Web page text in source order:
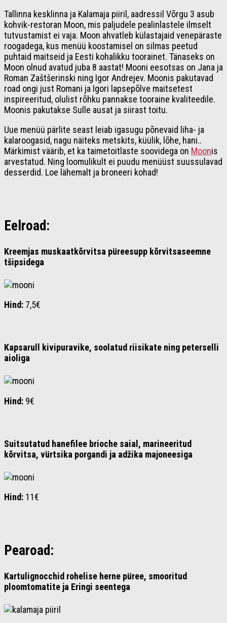
Tallinna kesklinna ja Kalamaja piiril, aadressil Võrgu 3 asub
kohvik-restoran Moon, mis paljudele pealinlastele ilmselt
tutvustamist ei vaja. Moon ahvatleb külastajaid venepäraste
roogadega, kus menüü koostamisel on silmas peetud
puhtaid maitseid ja Eesti kohalikku toorainet. Tänaseks on
Moon olnud avatud juba 8 aastat! Mooni eesotsas on Jana ja
Roman Zaštšerinski ning Igor Andrejev. Moonis pakutavad
road ongi just Romani ja Igori lapsepõlve maitsetest
inspireeritud, olulist rõhku pannakse tooraine kvaliteedile.
Moonis pakutakse Sulle ausat ja siirast toitu.
Uue menüü pärlite seast leiab igasugu põnevaid liha- ja
kalaroogasid, nagu näiteks metskits, küülik, lõhe, hani..
Märkimist väärib, et ka taimetoitlaste soovidega on Moonis
arvestatud. Ning loomulikult ei puudu menüüst suussulavad
desserdid. Loe lähemalt ja broneeri kohad!
Eelroad:
Kreemjas muskaatkõrvitsa püreesupp kõrvitsaseemne
tšipsidega
Hind: 7,5€
Kapsarull kivipuravike, soolatud riisikate ning peterselli
aioliga
Hind: 9€
Suitsutatud hanefilee brioche saial, marineeritud
kõrvitsa, vürtsika porgandi ja adžika majoneesiga
Hind: 11€
Pearoad:
Kartulignocchid rohelise herne püree, smooritud
ploomtomatite ja Eringi seentega